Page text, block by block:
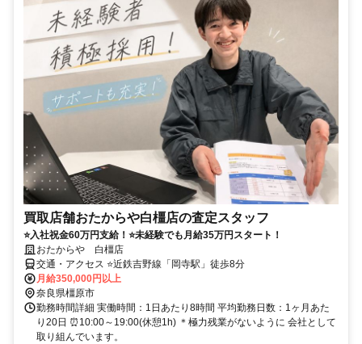
買取店舗おたからや白橿店の査定スタッフ
⭐入社祝金60万円支給！⭐未経験でも月給35万円スタート！
おたからや 白橿店
交通・アクセス ⭐近鉄吉野線「岡寺駅」徒歩8分
月給350,000円以上
奈良県橿原市
勤務時間詳細 実働時間：1日あたり8時間 平均勤務日数：1ヶ月あた
り20日 ⏰10:00～19:00(休憩1h) ＊極力残業がないように 会社として
取り組んでいます。